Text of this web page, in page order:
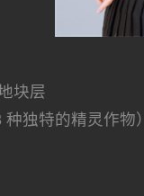
块层
独特的精灵作物）